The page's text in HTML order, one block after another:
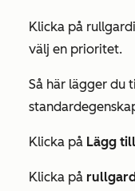
Klicka på
välj en prioritet.
Så här lägger du
Klicka på Lägg
Klicka på